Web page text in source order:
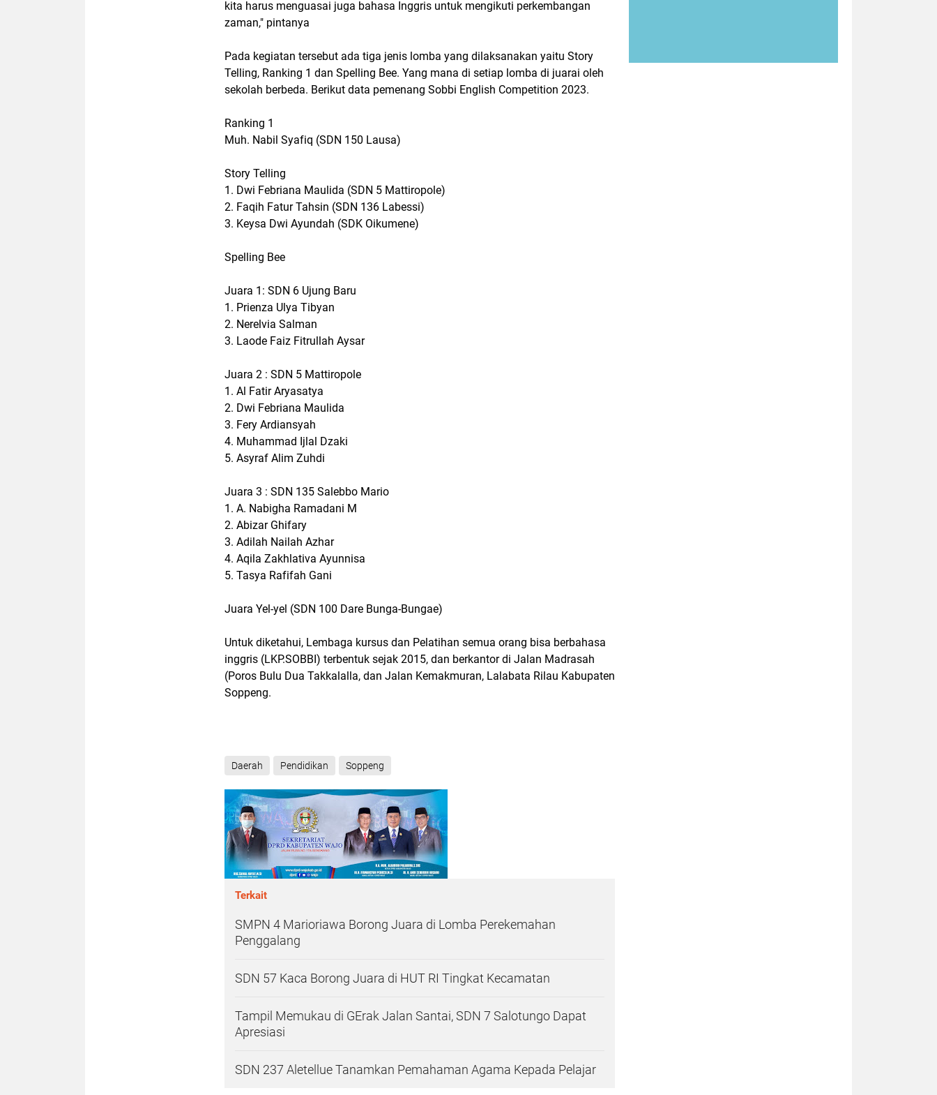
kita harus menguasai juga bahasa Inggris untuk mengikuti perkembangan
zaman," pintanya
Pada kegiatan tersebut ada tiga jenis lomba yang dilaksanakan yaitu Story
Telling, Ranking 1 dan Spelling Bee. Yang mana di setiap lomba di juarai oleh
sekolah berbeda. Berikut data pemenang Sobbi English Competition 2023.
Ranking 1
Muh. Nabil Syafiq (SDN 150 Lausa)
Story Telling
1. Dwi Febriana Maulida (SDN 5 Mattiropole)
2. Faqih Fatur Tahsin (SDN 136 Labessi)
3. Keysa Dwi Ayundah (SDK Oikumene)
Spelling Bee
Juara 1: SDN 6 Ujung Baru
1. Prienza Ulya Tibyan
2. Nerelvia Salman
3. Laode Faiz Fitrullah Aysar
Juara 2 : SDN 5 Mattiropole
1. Al Fatir Aryasatya
2. Dwi Febriana Maulida
3. Fery Ardiansyah
4. Muhammad Ijlal Dzaki
5. Asyraf Alim Zuhdi
Juara 3 : SDN 135 Salebbo Mario
1. A. Nabigha Ramadani M
2. Abizar Ghifary
3. Adilah Nailah Azhar
4. Aqila Zakhlativa Ayunnisa
5. Tasya Rafifah Gani
Juara Yel-yel (SDN 100 Dare Bunga-Bungae)
Untuk diketahui, Lembaga kursus dan Pelatihan semua orang bisa berbahasa
inggris (LKP.SOBBI) terbentuk sejak 2015, dan berkantor di Jalan Madrasah
(Poros Bulu Dua Takkalalla, dan Jalan Kemakmuran, Lalabata Rilau Kabupaten
Soppeng.
Daerah Pendidikan Soppeng
Terkait
SMPN 4 Marioriawa Borong Juara di Lomba Perekemahan
Penggalang
SDN 57 Kaca Borong Juara di HUT RI Tingkat Kecamatan
Tampil Memukau di GErak Jalan Santai, SDN 7 Salotungo Dapat
Apresiasi
SDN 237 Aletellue Tanamkan Pemahaman Agama Kepada Pelajar